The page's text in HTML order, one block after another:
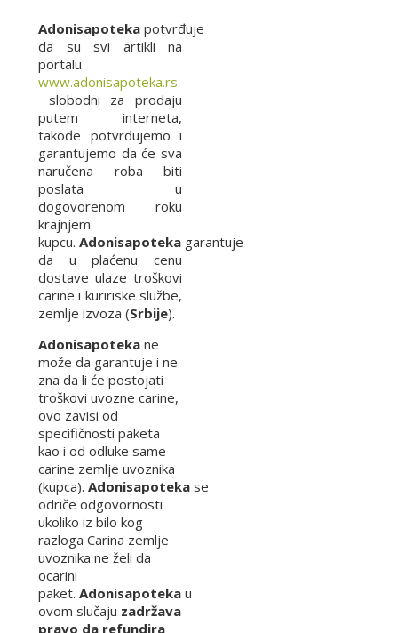
Adonisapoteka potvrđuje
da su svi artikli na
portalu
www.adonisapoteka.rs
slobodni za prodaju
putem interneta,
takođe potvrđujemo i
garantujemo da će sva
naručena roba biti
poslata u
dogovorenom roku
krajnjem
kupcu. Adonisapoteka garantuje
da u plaćenu cenu
dostave ulaze troškovi
carine i kuririske službe,
zemlje izvoza (Srbije).
Adonisapoteka ne
može da garantuje i ne
zna da li će postojati
troškovi uvozne carine,
ovo zavisi od
specifičnosti paketa
kao i od odluke same
carine zemlje uvoznika
(kupca). Adonisapoteka se
odriče odgovornosti
ukoliko iz bilo kog
razloga Carina zemlje
uvoznika ne želi da
ocarini
paket. Adonisapoteka u
ovom slučaju zadržava
pravo da refundira